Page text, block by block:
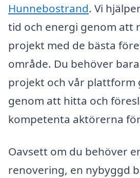
Hunnebostrand. Vi
tid och energi genom att
projekt med de bästa
område. Du behöver
projekt och vår plattform
genom att hitta och
kompetenta aktörerna
Oavsett om du behöver
renovering, en nybyggd